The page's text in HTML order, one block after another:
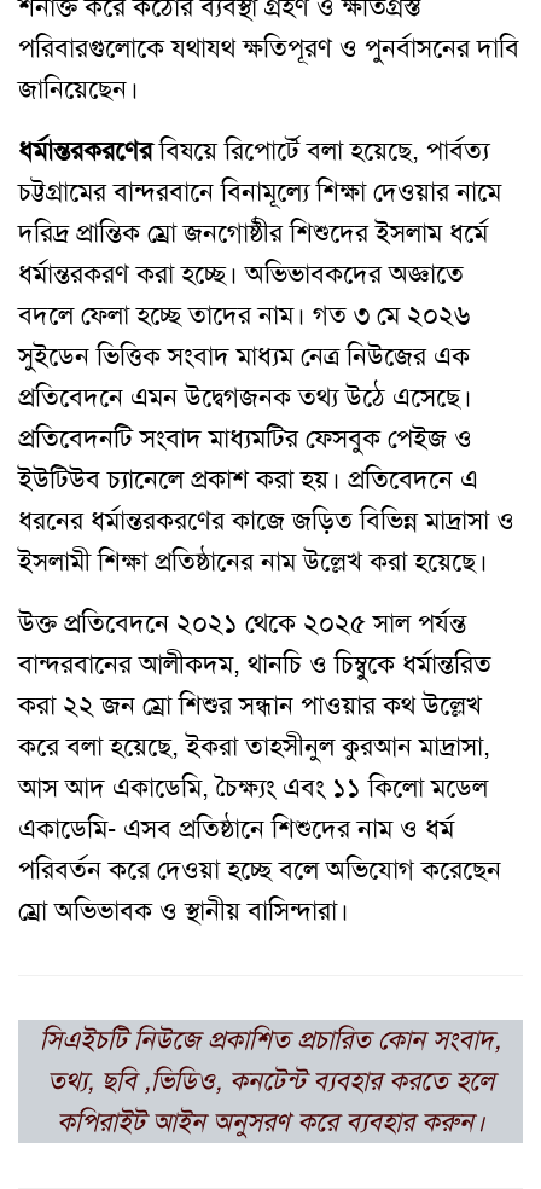
শনাক্ত করে কঠোর ব্যবস্থা গ্রহণ ও ক্ষতিগ্রস্ত
পরিবারগুলোকে যথাযথ ক্ষতিপূরণ ও পুনর্বাসনের দাবি
জানিয়েছেন।
ধর্মান্তরকরণেরবিষয়ে রিপোর্টে বলা হয়েছে, পার্বত্য
চট্টগ্রামের বান্দরবানে বিনামূল্যে শিক্ষা দেওয়ার নামে
দরিদ্র প্রান্তিক ম্রো জনগোষ্ঠীর শিশুদের ইসলাম ধর্মে
ধর্মান্তরকরণ করা হচ্ছে। অভিভাবকদের অজ্ঞাতে
বদলে ফেলা হচ্ছে তাদের নাম। গত ৩ মে ২০২৬
সুইডেন ভিত্তিক সংবাদ মাধ্যম নেত্র নিউজের এক
প্রতিবেদনে এমন উদ্বেগজনক তথ্য উঠে এসেছে।
প্রতিবেদনটি সংবাদ মাধ্যমটির ফেসবুক পেইজ ও
ইউটিউব চ্যানেলে প্রকাশ করা হয়। প্রতিবেদনে এ
ধরনের ধর্মান্তরকরণের কাজে জড়িত বিভিন্ন মাদ্রাসা ও
ইসলামী শিক্ষা প্রতিষ্ঠানের নাম উল্লেখ করা হয়েছে।
উক্ত প্রতিবেদনে ২০২১ থেকে ২০২৫ সাল পর্যন্ত
বান্দরবানের আলীকদম, থানচি ও চিম্বুকে ধর্মান্তরিত
করা ২২ জন ম্রো শিশুর সন্ধান পাওয়ার কথ উল্লেখ
করে বলা হয়েছে, ইকরা তাহসীনুল কুরআন মাদ্রাসা,
আস আদ একাডেমি, চৈক্ষ্যং এবং ১১ কিলো মডেল
একাডেমি- এসব প্রতিষ্ঠানে শিশুদের নাম ও ধর্ম
পরিবর্তন করে দেওয়া হচ্ছে বলে অভিযোগ করেছেন
ম্রো অভিভাবক ও স্থানীয় বাসিন্দারা।
সিএইচটি নিউজে প্রকাশিত প্রচারিত কোন সংবাদ,
তথ্য, ছবি ,ভিডিও, কনটেন্ট ব্যবহার করতে হলে
কপিরাইট আইন অনুসরণ করে ব্যবহার করুন।